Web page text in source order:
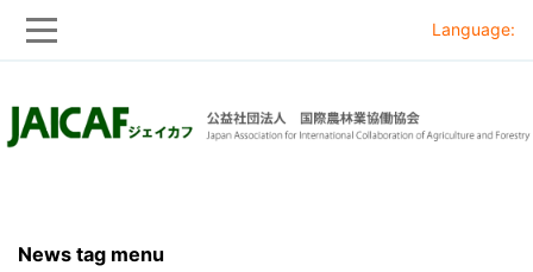
to
to
Language:
News tag menu